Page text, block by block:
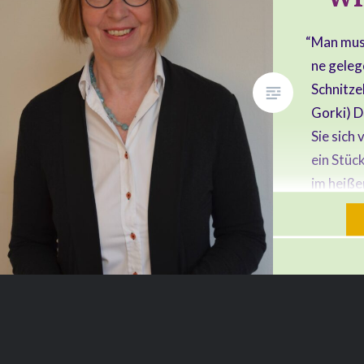
“Man
ne
Gor­ki)
Sie sich
ein
im
Hit­ze
ein